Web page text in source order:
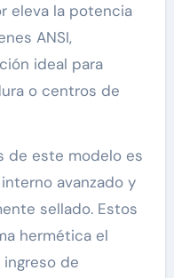
eleva la potencia
ANSI,
ideal para
o centros de
de este modelo es
avanzado y
sellado. Estos
hermética el
de